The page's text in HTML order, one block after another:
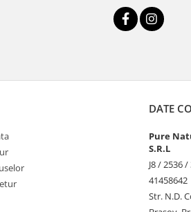
DATE
Pure
S.R.L
J8 / 2536
41458642
Str. N.D.